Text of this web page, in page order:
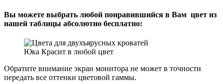
Вы можете выбрать любой понравившийся в Вам цвет из
нашей таблицы абсолютно бесплатно:
Юка Красит в любой цвет
Обратите внимание экран монитора не может в точности
передать все оттенки цветовой гаммы.